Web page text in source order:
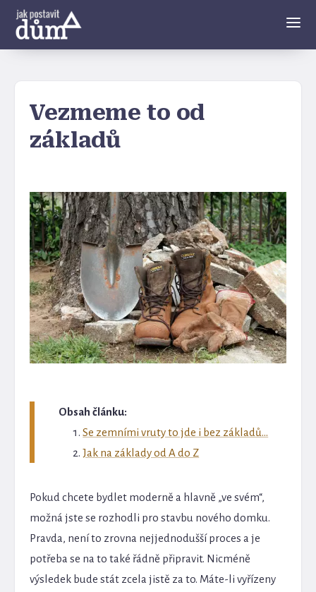
Vezmeme to od
základů
Obsah článku:
Se zemními vruty to jde i bez základů...
Jak na základy od A do Z
Pokud chcete bydlet moderně a hlavně „ve svém“,
možná jste se rozhodli pro stavbu nového domku.
Pravda, není to zrovna nejjednodušší proces a je
potřeba se na to také řádně připravit. Nicméně
výsledek bude stát zcela jistě za to. Máte-li vyřízeny